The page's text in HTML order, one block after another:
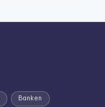
Banken